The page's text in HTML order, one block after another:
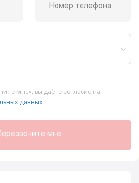
Номер телефона
мне», вы даёте согласие на
данных
мне